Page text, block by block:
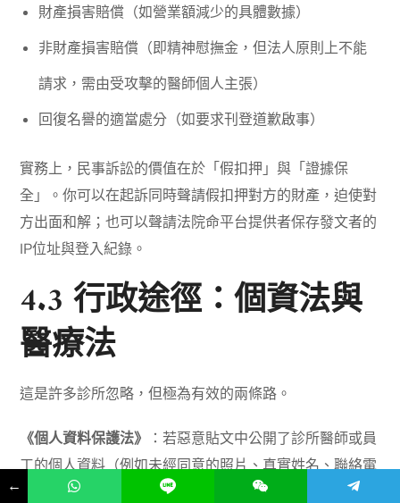
財產損害賠償（如營業額減少的具體數據）
非財產損害賠償（即精神慰撫金，但法人原則上不能
請求，需由受攻擊的醫師個人主張）
回復名譽的適當處分（如要求刊登道歉啟事）
實務上，民事訴訟的價值在於「假扣押」與「證據保
全」。你可以在起訴同時聲請假扣押對方的財產，迫使對
方出面和解；也可以聲請法院命平台提供者保存發文者的
IP位址與登入紀錄。
4.3 行政途徑：個資法與
醫療法
這是許多診所忽略，但極為有效的兩條路。
《個人資料保護法》
：若惡意貼文中公開了診所醫師或員
工的個人資料（例如未經同意的照片、真實姓名、聯絡電
話），可能觸犯個資法。你可以向警方或檢調單位檢舉，
←